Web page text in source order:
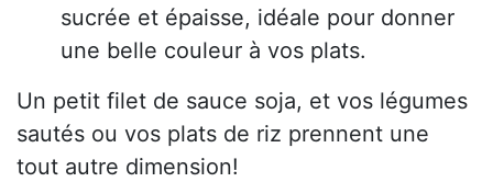
sucrée et épaisse, idéale pour donner
une belle couleur à vos plats.
Un petit filet de sauce soja, et vos légumes
sautés ou vos plats de riz prennent une
tout autre dimension!